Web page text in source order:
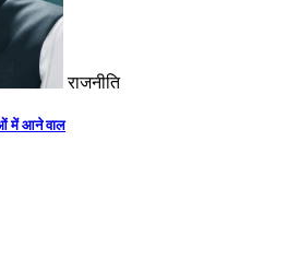
राजनीति
में आने वाल